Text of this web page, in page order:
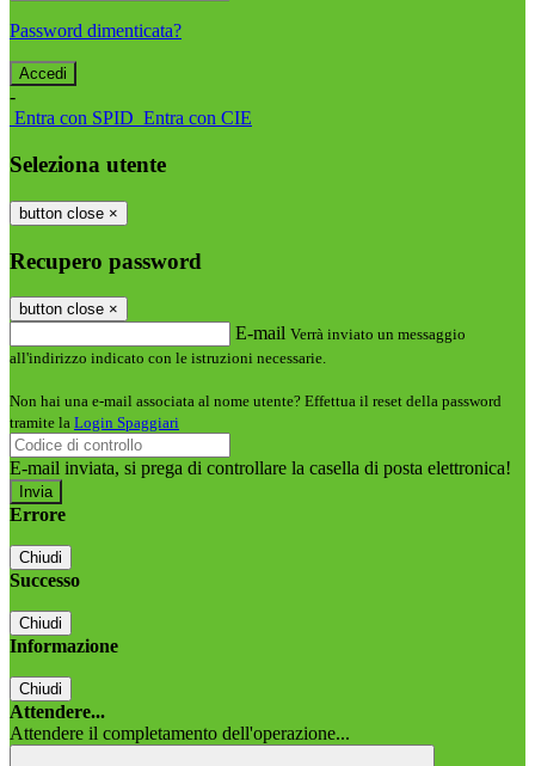
Password dimenticata?
-
Entra con SPID Entra con CIE
Seleziona utente
button close ×
Recupero password
button close ×
E-mail Verrà inviato un messaggio
all'indirizzo indicato con le istruzioni necessarie.
Non hai una e-mail associata al nome utente? Effettua il reset della password
tramite la Login Spaggiari
E-mail inviata, si prega di controllare la casella di posta elettronica!
Errore
Chiudi
Successo
Chiudi
Informazione
Chiudi
Attendere...
Attendere il completamento dell'operazione...